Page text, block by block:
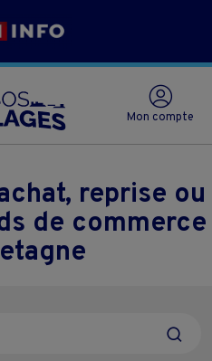
Mon compte
reprise ou
de commerce